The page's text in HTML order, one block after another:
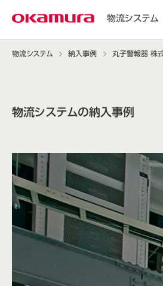
物流システム
物流システム 納入事例 丸子警報器 株
物流システムの納入事例